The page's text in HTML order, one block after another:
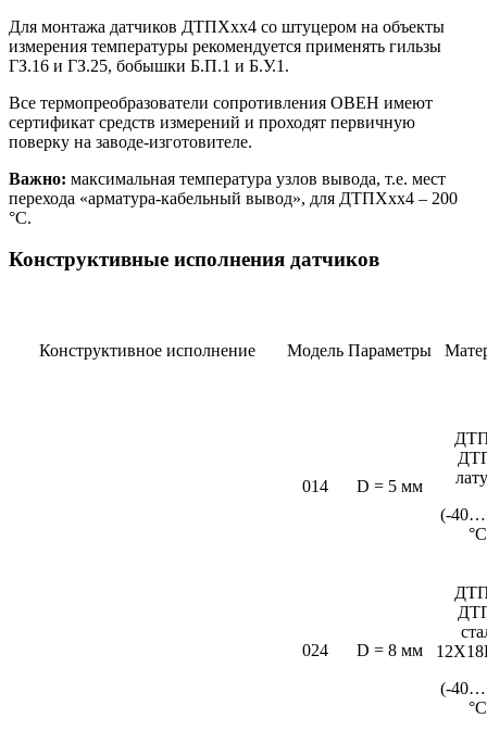
Для монтажа датчиков ДТПХхх4 со штуцером на объекты
измерения температуры рекомендуется применять гильзы
ГЗ.16 и ГЗ.25, бобышки Б.П.1 и Б.У.1.
Все термопреобразователи сопротивления ОВЕН имеют
сертификат средств измерений и проходят первичную
поверку на заводе-изготовителе.
Важно: максимальная температура узлов вывода, т.е. мест
перехода «арматура-кабельный вывод», для ДТПХхх4 – 200
°С.
Конструктивные исполнения датчиков
Конструктивное исполнение Модель Параметры
014 D = 5 мм
(-
024 D = 8 мм
(-